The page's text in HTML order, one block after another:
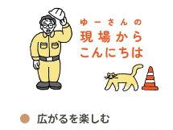
広がるを楽しむ